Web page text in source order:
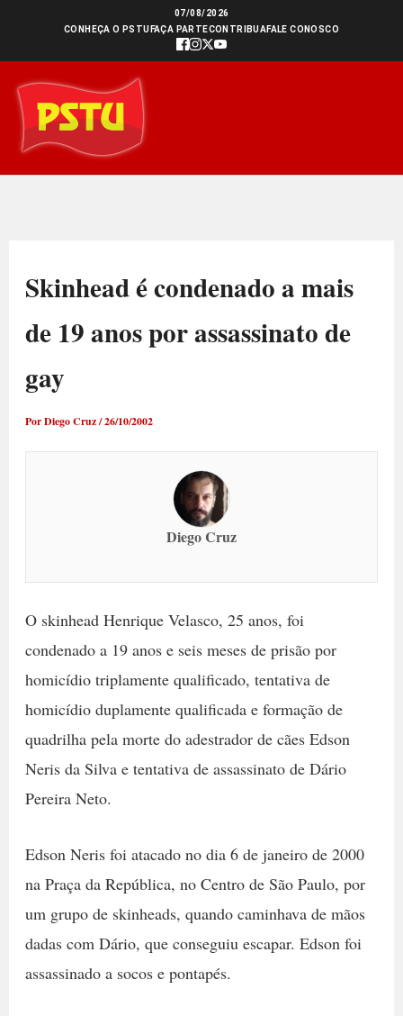
conteúdo
07/08/2026
CONHEÇA O PSTU FAÇA PARTECONTRIBUAFALE CONOSCO
Skinhead é condenado a mais
de 19 anos por assassinato de
gay
PorDiego Cruz/26/10/2002
Diego Cruz
O skinhead Henrique Velasco, 25 anos, foi
condenado a 19 anos e seis meses de prisão por
homicídio triplamente qualificado, tentativa de
homicídio duplamente qualificada e formação de
quadrilha pela morte do adestrador de cães Edson
Neris da Silva e tentativa de assassinato de Dário
Pereira Neto.
Edson Neris foi atacado no dia 6 de janeiro de 2000
na Praça da República, no Centro de São Paulo, por
um grupo de skinheads, quando caminhava de mãos
dadas com Dário, que conseguiu escapar. Edson foi
assassinado a socos e pontapés.